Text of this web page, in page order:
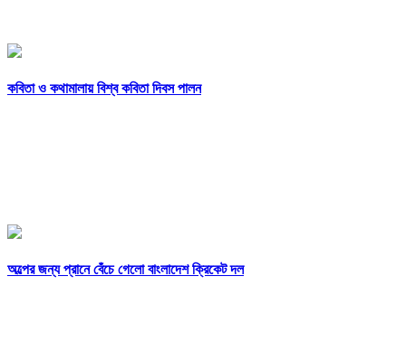
কবিতা ও কথামালায় বিশ্ব কবিতা দিবস পালন
অল্পের জন্য প্রানে বেঁচে গেলো বাংলাদেশ ক্রিকেট দল